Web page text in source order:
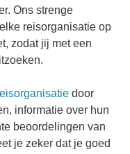
Ons strenge
reisorganisatie op
zodat jij met een
door
informatie over hun
beoordelingen van
je zeker dat je goed